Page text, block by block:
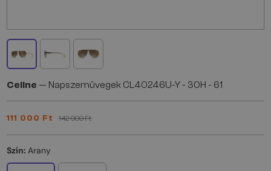
Celine — Napszemüvegek CL40246U-Y - 30H - 61
111 000 Ft 142 000 Ft
Szín: Arany